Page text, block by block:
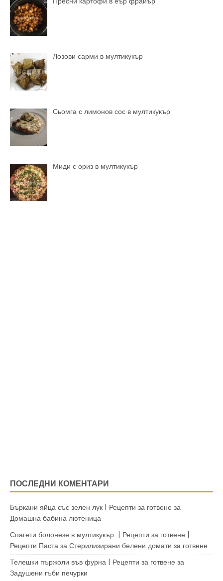
Лозови сарми в мултикукър
Сьомга с лимонов сос в мултикукър
Миди с ориз в мултикукър
ПОСЛЕДНИ КОМЕНТАРИ
Бъркани яйца със зелен лук | Рецепти за готвене за
Домашна бабина лютеница
Спагети болонезе в мултикукър | Рецепти за готвене |
Рецепти Паста за Стерилизирани белени домати за готвене
Телешки пържоли във фурна | Рецепти за готвене за
Задушени гъби печурки